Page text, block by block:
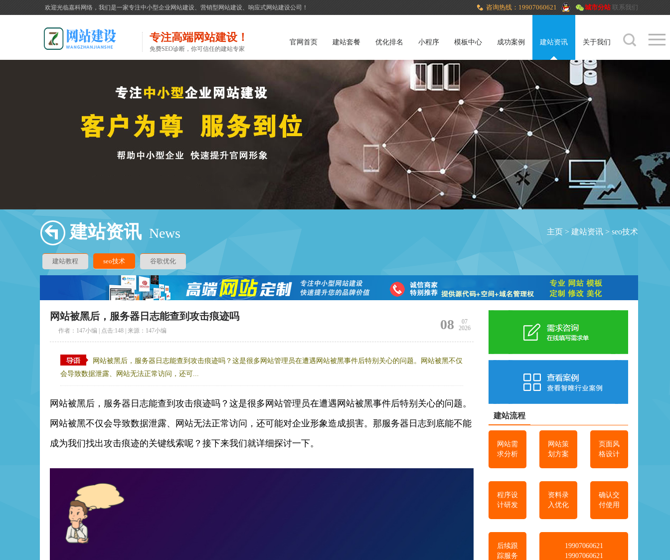
欢迎光临嘉科网络，我们是一家专注中小型企业网站建设、营销型网站建设、响应式网站建设公司！ 咨询热线：19907060621 城市分站 联系我们
专注高端网站建设！
免费SEO诊断，你可信任的建站专家
官网首页 建站套餐 优化排名 小程序 模板中心 成功案例 建站资讯 关于我们
建站资讯 News 主页 > 建站资讯 > seo技术
建站教程 seo技术 谷歌优化
网站被黑后，服务器日志能查到攻击痕迹吗
作者：147小编 | 点击:148 | 来源：147小编 08
07
2026
网站被黑后，服务器日志能查到攻击痕迹吗？这是很多网站管理员在遭遇网站被黑事件后特别关心的问题。网站被黑不仅
会导致数据泄露、网站无法正常访问，还可...
网站被黑后，服务器日志能查到攻击痕迹吗？这是很多网站管理员在遭遇网站被黑事件后特别关心的问题。
网站被黑不仅会导致数据泄露、网站无法正常访问，还可能对企业形象造成损害。那服务器日志到底能不能
成为我们找出攻击痕迹的关键线索呢？接下来我们就详细探讨一下。
建站流程
网站需
求分析
网站策
划方案
页面风
格设计
程序设
计研发
资料录
入优化
确认交
付使用
后续跟
踪服务
19907060621
19907060621